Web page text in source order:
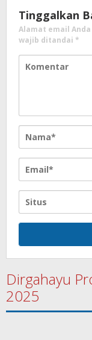
Tinggalkan
Alamat email
wajib ditandai *
Dirgahayu
2025